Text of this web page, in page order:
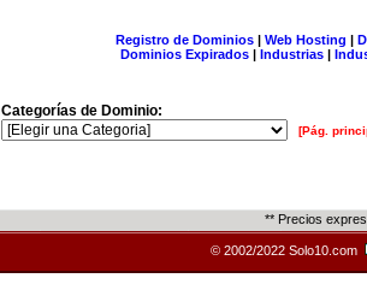
Registro de Dominios| Web Hosting |
Dominios Expirados | Industrias |
Categorías de Dominio:
[Pág.
** Precios
© 2002/2022 Solo10.com